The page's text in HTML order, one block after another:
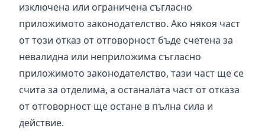
изключена или ограничена съгласно
приложимото законодателство. Ако някоя част
от този отказ от отговорност бъде счетена за
невалидна или неприложима съгласно
приложимото законодателство, тази част ще се
счита за отделима, а останалата част от отказа
от отговорност ще остане в пълна сила и
действие.